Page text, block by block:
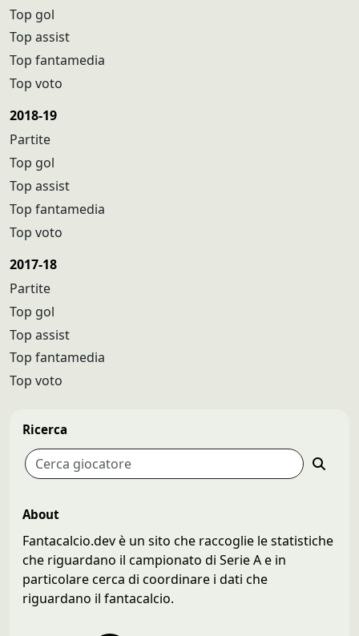
Top gol
Top assist
Top fantamedia
Top voto
2018-19
Partite
Top gol
Top assist
Top fantamedia
Top voto
2017-18
Partite
Top gol
Top assist
Top fantamedia
Top voto
Ricerca
About
Fantacalcio.dev è un sito che raccoglie le statistiche
che riguardano il campionato di Serie A e in
particolare cerca di coordinare i dati che
riguardano il fantacalcio.